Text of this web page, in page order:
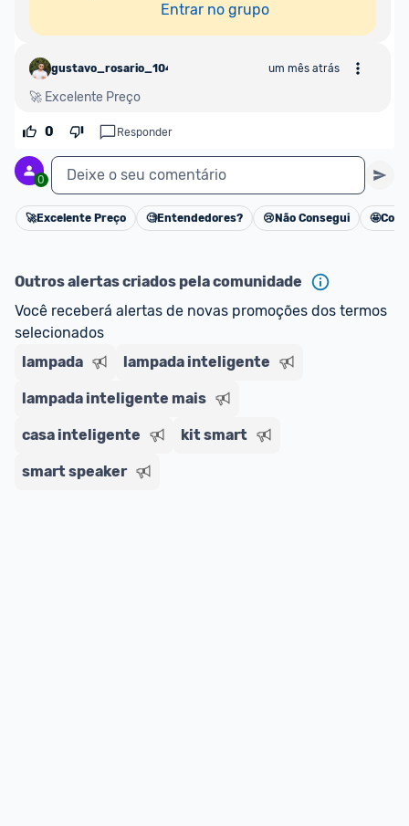
Entrar no grupo
gustavo_rosario_1045113 um mês atrás
🚀 Excelente Preço
0 Responder
0 Deixe o seu comentário
Cancelar
🚀Excelente Preço 🧐Entendedores? 😢 Não Consegui 🤩
Outros alertas criados pela comunidade
Você receberá alertas de novas promoções dos termos
selecionados
lampada
lampada inteligente
lampada inteligente mais
casa inteligente kit smart
smart speaker